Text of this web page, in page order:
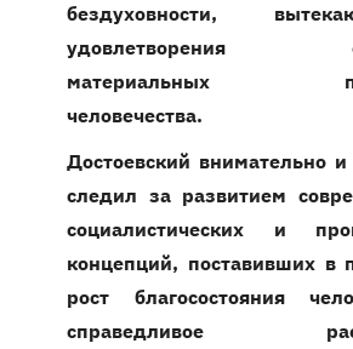
бездуховности,
удовлетворения
материальных
человечества.
Достоевский внимательно и
следил за развитием
социалистических и
концепций, поставивших в
рост благосостояния
справедливое